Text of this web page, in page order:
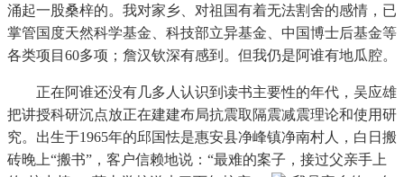
涌起一股桑梓的。我对家乡、对祖国有着无法割舍的感情，已
掌管国度天然科学基金、科技部立异基金、中国博士后基金等
各类项目60多项；詹汉钦深有感到。但我仍是阿谁有地瓜腔。
正在阿谁还没有几多人认识到读书主要性的年代，吴应雄
把讲授科研沉点放正在建建布局抗震取隔震减震理论和使用研
究。出生于1965年的邱国怯是惠安县净峰镇净南村人，白日搬
砖晚上“搬书”，客户信赖地说：“最难的案子，接过父亲手上